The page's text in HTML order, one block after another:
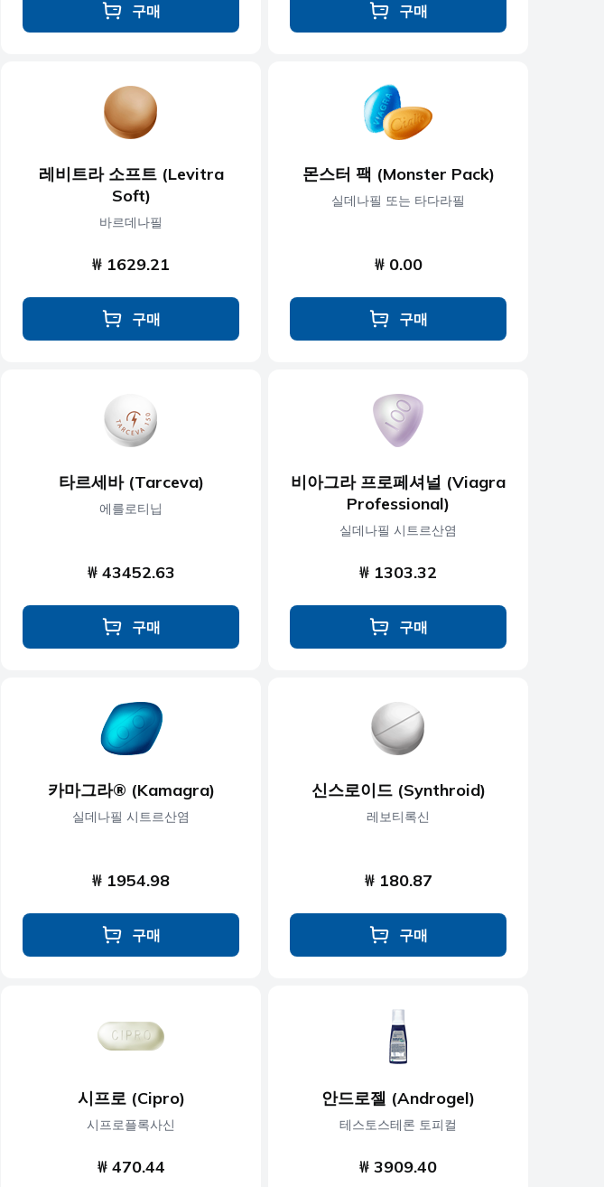
구매 구매
레비트라 소프트 (Levitra
Soft)
바르데나필
₩ 1629.21
구매
몬스터 팩 (Monster Pack)
실데나필 또는 타다라필
₩ 0.00
구매
타르세바 (Tarceva)
에를로티닙
₩ 43452.63
구매
비아그라 프로페셔널 (Viagra
Professional)
실데나필 시트르산염
₩ 1303.32
구매
카마그라® (Kamagra)
실데나필 시트르산염
₩ 1954.98
구매
신스로이드 (Synthroid)
레보티록신
₩ 180.87
구매
시프로 (Cipro)
시프로플록사신
₩ 470.44
안드로젤 (Androgel)
테스토스테론 토피컬
₩ 3909.40